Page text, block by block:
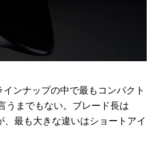
インナップの中で最もコンパクト
うまでもない。ブレード長は
、最も大きな違いはショートアイ